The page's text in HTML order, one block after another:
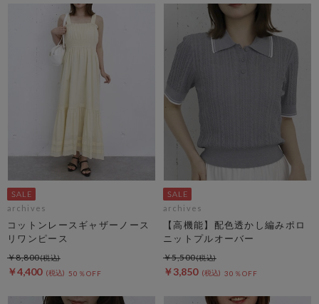
archives
コットンレースギャザーノース
リワンピース
￥4,400 50％OFF
￥8,800
archives
【高機能】配色透かし編みポロ
ニットプルオーバー
￥3,850 30％OFF
￥5,500